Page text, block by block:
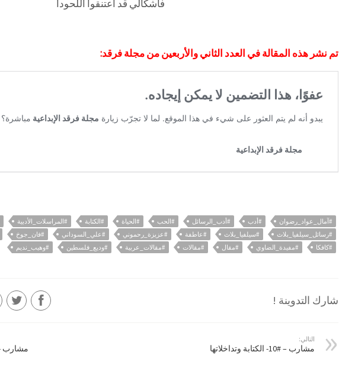
فأشكالي قد اعتنقوا اللحودا
تم نشر هذه المقالة في العدد الثاني والأربعين من مجلة فرقد:
#آمال_عواد_رضوان #أدب #أدب_الرسائل #الحب #الحياة #الكتابة #المراسلات_الأدبية
#رسائل_سيلفيا_بلاث
#سيلفيا_بلاث #عاطفة #عزيزة_رحموني #علي_السوداني #فان_جوخ
#كافكا
#مفيدة_الضاوي #مقال #مقالات #مقالات_عربية #وديع_فلسطين #وهيب_نديم
شارك التدوينة !
التالي:
مشارب – #10- الكتابة وتداخلاتها